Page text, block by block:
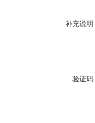
补充说明
验证码